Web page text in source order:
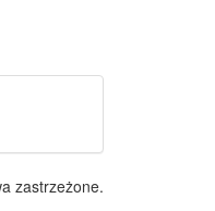
zastrzeżone.